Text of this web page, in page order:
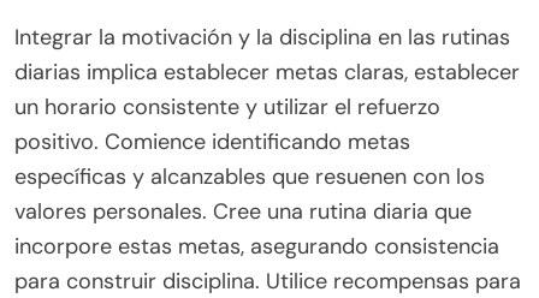
Integrar la motivación y la disciplina en las rutinas
diarias implica establecer metas claras, establecer
un horario consistente y utilizar el refuerzo
positivo. Comience identificando metas
específicas y alcanzables que resuenen con los
valores personales. Cree una rutina diaria que
incorpore estas metas, asegurando consistencia
para construir disciplina. Utilice recompensas para